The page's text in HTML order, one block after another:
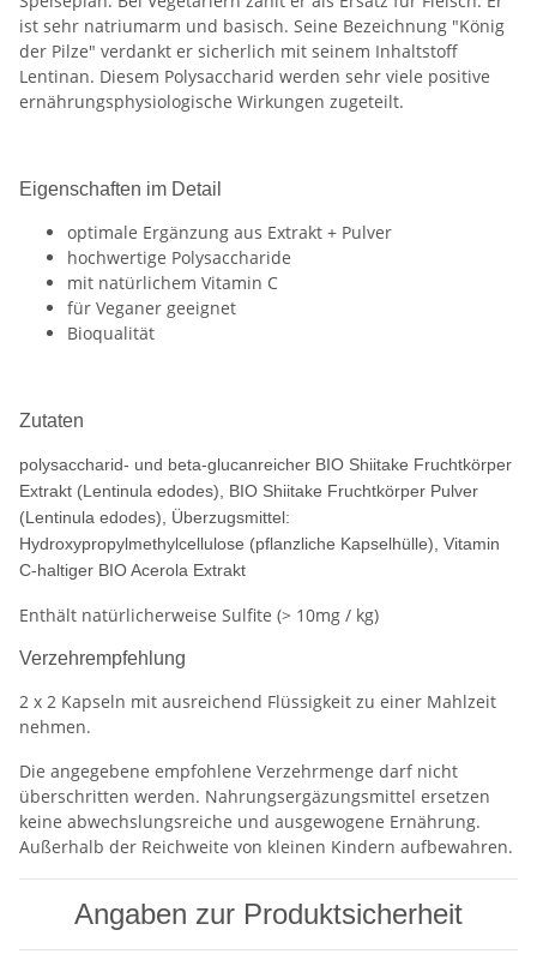
ist sehr natriumarm und basisch. Seine Bezeichnung "König
der Pilze" verdankt er sicherlich mit seinem Inhaltstoff
Lentinan. Diesem Polysaccharid werden sehr viele positive
ernährungsphysiologische Wirkungen zugeteilt.
Eigenschaften im Detail
optimale Ergänzung aus Extrakt + Pulver
hochwertige Polysaccharide
mit natürlichem Vitamin C
für Veganer geeignet
Bioqualität
Zutaten
polysaccharid- und beta-glucanreicher BIO Shiitake Fruchtkörper
Extrakt (Lentinula edodes), BIO Shiitake Fruchtkörper Pulver
(Lentinula edodes), Überzugsmittel:
Hydroxypropylmethylcellulose (pflanzliche Kapselhülle), Vitamin
C-haltiger BIO Acerola Extrakt
Enthält natürlicherweise Sulfite (> 10mg / kg)
Verzehrempfehlung
2 x 2 Kapseln mit ausreichend Flüssigkeit zu einer Mahlzeit
nehmen.
Die angegebene empfohlene Verzehrmenge darf nicht
überschritten werden. Nahrungsergäzungsmittel ersetzen
keine abwechslungsreiche und ausgewogene Ernährung.
Außerhalb der Reichweite von kleinen Kindern aufbewahren.
Angaben zur Produktsicherheit